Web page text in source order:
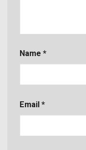
Name *
Email *